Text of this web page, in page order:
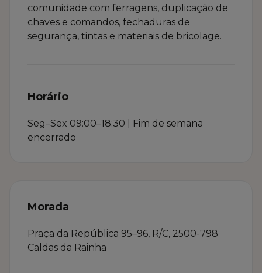
comunidade com ferragens, duplicação de
chaves e comandos, fechaduras de
segurança, tintas e materiais de bricolage.
Horário
Seg–Sex 09:00–18:30 | Fim de semana
encerrado
Morada
Praça da República 95–96, R/C, 2500-798
Caldas da Rainha